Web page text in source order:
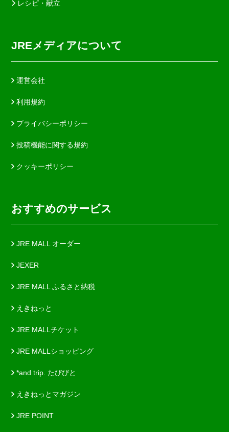
レシピ・献立
JREメディアについて
運営会社
利用規約
プライバシーポリシー
投稿機能に関する規約
クッキーポリシー
おすすめのサービス
JRE MALL オーダー
JEXER
JRE MALL ふるさと納税
えきねっと
JRE MALLチケット
JRE MALLショッピング
*and trip. たびびと
えきねっとマガジン
JRE POINT